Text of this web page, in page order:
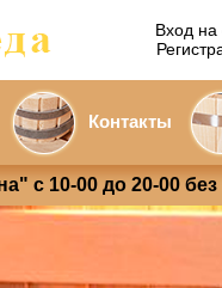
Вход на
Контакты
с 10-00 до 20-00